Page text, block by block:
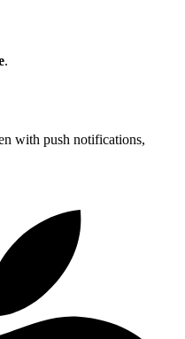
.
with push notifications,